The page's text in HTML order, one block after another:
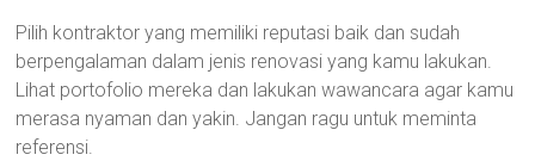
Pilih kontraktor yang memiliki reputasi baik dan sudah
berpengalaman dalam jenis renovasi yang kamu lakukan.
Lihat portofolio mereka dan lakukan wawancara agar kamu
merasa nyaman dan yakin. Jangan ragu untuk meminta
referensi.